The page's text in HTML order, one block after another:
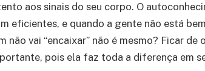
aos sinais do seu corpo. O
eficientes, e quando a gente não está
não vai “encaixar” não é mesmo? Ficar de
pois ela faz toda a diferença em